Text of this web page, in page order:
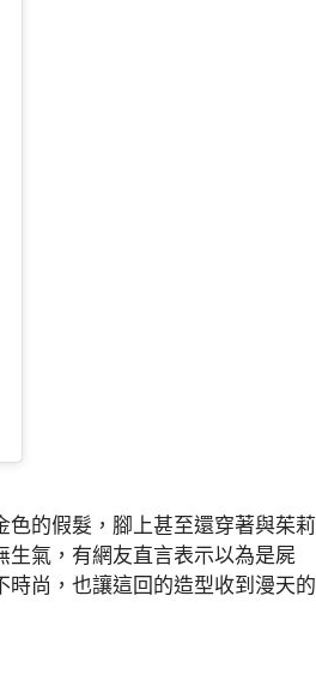
的假髮，腳上甚至還穿著與茱莉
生氣，有網友直言表示以為是屍
尚，也讓這回的造型收到漫天的